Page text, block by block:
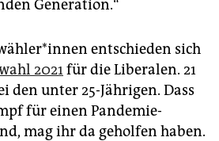
Generation.“
entschieden sich
2021für die Liberalen. 21
den unter 25-Jährigen. Dass
für einen Pandemie-
mag ihr da geholfen haben.